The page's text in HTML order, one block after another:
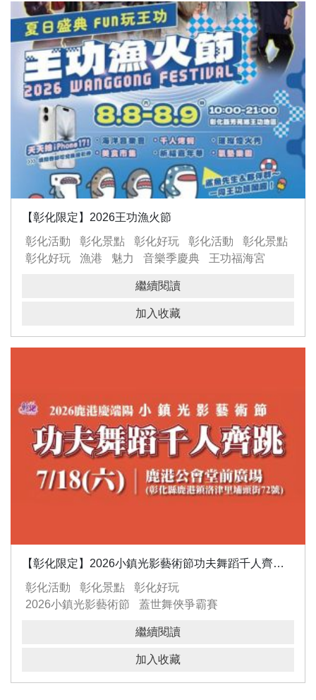
【彰化限定】2026王功漁火節
彰化活動
彰化景點 彰化好玩 彰化活動
彰化景點
彰化好玩
漁港 魅力 音樂季慶典
王功福海宮
繼續閱讀
加入收藏
【彰化限定】2026小鎮光影藝術節功夫舞蹈千人齊跳即將登場
彰化活動
彰化景點
彰化好玩
2026小鎮光影藝術節
蓋世舞俠爭霸賽
暑假活動
繼續閱讀
加入收藏